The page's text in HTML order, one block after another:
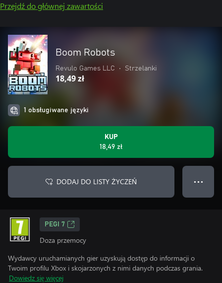
Przejdź do głównej zawartości
Boom Robots
Revulo Games LLC • Strzelanki
18,49 zł
1 obsługiwane języki
KUP
18,49 zł
DODAJ DO LISTY ŻYCZEŃ ● ● ●
PEGI 7
Doza przemocy
Wydawcy uruchamianych gier uzyskują dostęp do informacji o
Twoim profilu Xbox i skojarzonych z nimi danych podczas grania.
Dowiedz się więcej